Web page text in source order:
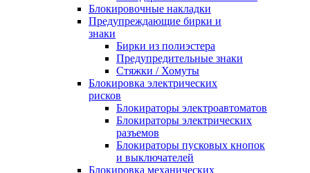
Блокировочные накладки
Предупреждающие бирки и
знаки
Бирки из полиэстера
Предупредительные знаки
Стяжки / Хомуты
Блокировка электрических
рисков
Блокираторы электроавтоматов
Блокираторы электрических
разъемов
Блокираторы пусковых кнопок
и выключателей
Блокировка механических